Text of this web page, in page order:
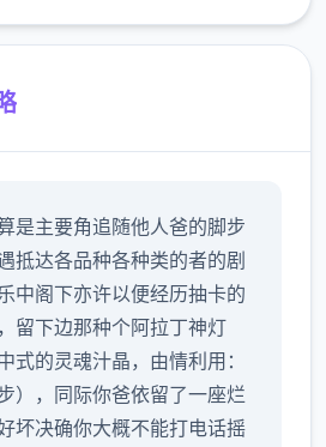
是主要角追随他人爸的脚步
抵达各品种各种类的者的剧
中阁下亦许以便经历抽卡的
留下边那种个阿拉丁神灯
式的灵魂汁晶，由情利用：
），同际你爸依留了一座烂
坏决确你大概不能打电话摇